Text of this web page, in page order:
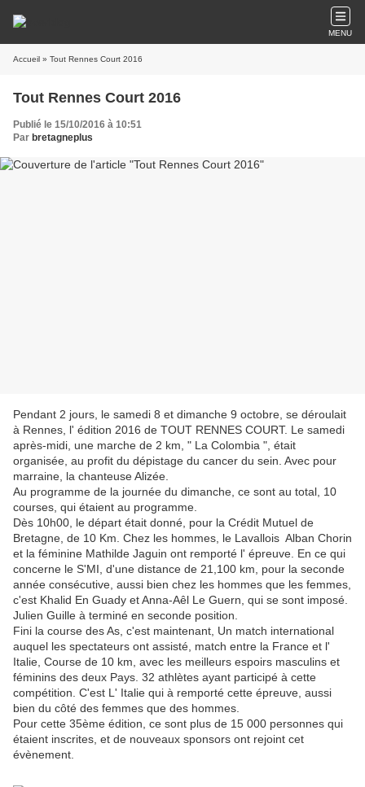
MENU
Accueil » Tout Rennes Court 2016
Tout Rennes Court 2016
Publié le 15/10/2016 à 10:51
Par bretagneplus
Pendant 2 jours, le samedi 8 et dimanche 9 octobre, se déroulait
à Rennes, l' édition 2016 de TOUT RENNES COURT. Le samedi
après-midi, une marche de 2 km, " La Colombia ", était
organisée, au profit du dépistage du cancer du sein. Avec pour
marraine, la chanteuse Alizée.
Au programme de la journée du dimanche, ce sont au total, 10
courses, qui étaient au programme.
Dès 10h00, le départ était donné, pour la Crédit Mutuel de
Bretagne, de 10 Km. Chez les hommes, le Lavallois Alban Chorin
et la féminine Mathilde Jaguin ont remporté l' épreuve. En ce qui
concerne le S'MI, d'une distance de 21,100 km, pour la seconde
année consécutive, aussi bien chez les hommes que les femmes,
c'est Khalid En Guady et Anna-Aêl Le Guern, qui se sont imposé.
Julien Guille à terminé en seconde position.
Fini la course des As, c'est maintenant, Un match international
auquel les spectateurs ont assisté, match entre la France et l'
Italie, Course de 10 km, avec les meilleurs espoirs masculins et
féminins des deux Pays. 32 athlètes ayant participé à cette
compétition. C'est L' Italie qui à remporté cette épreuve, aussi
bien du côté des femmes que des hommes.
Pour cette 35ème édition, ce sont plus de 15 000 personnes qui
étaient inscrites, et de nouveaux sponsors ont rejoint cet
évènement.